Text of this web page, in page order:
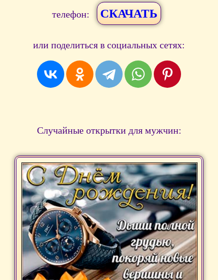
телефон: СКАЧАТЬ
или поделиться в социальных сетях:
Случайные открытки для мужчин: